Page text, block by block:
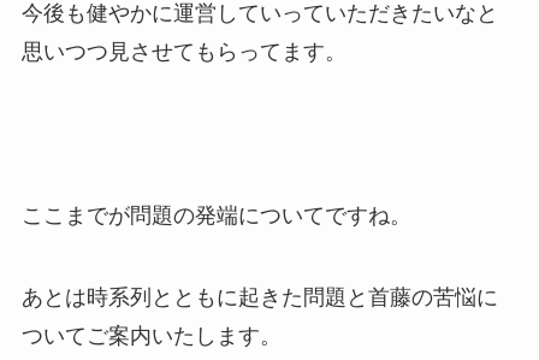
今後も健やかに運営していっていただきたいなと
思いつつ見させてもらってます。
ここまでが問題の発端についてですね。
あとは時系列とともに起きた問題と首藤の苦悩に
ついてご案内いたします。